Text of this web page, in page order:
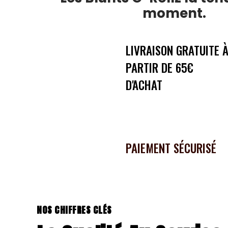
moment.
LIVRAISON GRATUITE À
PARTIR DE 65€
D'ACHAT
PAIEMENT SÉCURISÉ
NOS CHIFFRES CLÉS